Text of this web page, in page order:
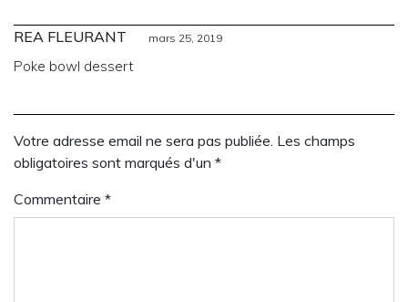
REA FLEURANT mars 25, 2019
Poke bowl dessert
Votre adresse email ne sera pas publiée. Les champs
obligatoires sont marqués d'un *
Commentaire *